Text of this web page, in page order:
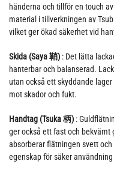
händerna och tillför en touch
material i tillverkningen av
vilket ger ökad säkerhet vid
Skida (Saya 鞘) : Det lätta
hanterbar och balanserad.
utan också ett skyddande
mot skador och fukt.
Handtag (Tsuka 柄) :
ger också ett fast och
absorberar flätningen svett
egenskap för säker